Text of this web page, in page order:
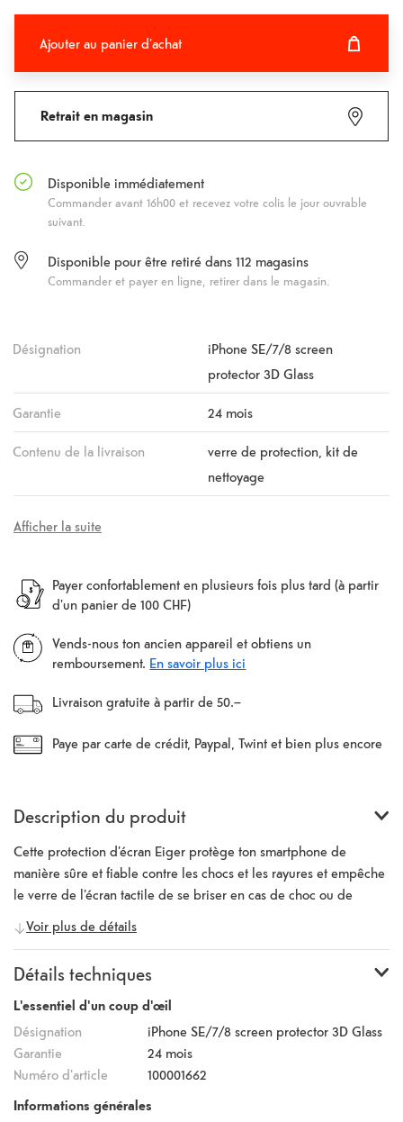
Ajouter au panier d'achat
Retrait en magasin
Disponible immédiatement
Commander avant 16h00 et recevez votre colis le jour ouvrable
suivant.
Disponible pour être retiré dans 112 magasins
Commander et payer en ligne, retirer dans le magasin.
Désignation
iPhone SE/7/8 screen
protector 3D Glass
Garantie 24 mois
Contenu de la livraison
verre de protection, kit de
nettoyage
Afficher la suite
Payer confortablement en plusieurs fois plus tard (à partir
d'un panier de 100 CHF)
Vends-nous ton ancien appareil et obtiens un
remboursement. En savoir plus ici
Livraison gratuite à partir de 50.–
Paye par carte de crédit, Paypal, Twint et bien plus encore
Description du produit
Cette protection d'écran Eiger protège ton smartphone de
manière sûre et fiable contre les chocs et les rayures et empêche
le verre de l'écran tactile de se briser en cas de choc ou de
chute. Le verre protège l'ensemble de ton écran jusqu'au bord et
s'adapte exactement à ton iPhone 7/8/SE . Inclus dans
installer le film de protection sans poussière.
Voir plus de détails
Détails techniques
L'essentiel d'un coup d'œil
Désignation
iPhone SE/7/8 screen protector 3D Glass
Garantie
24 mois
Numéro d'article
100001662
Informations générales